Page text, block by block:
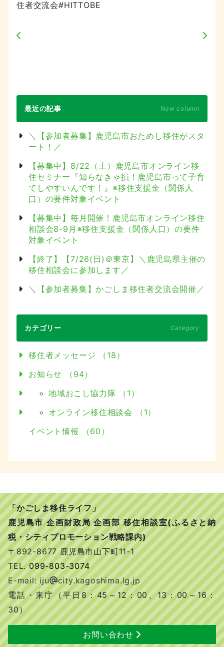
住者交流会#HITTOBE
最近の記事 New column
＼【参加者募集】鹿児島市おためし移住がスタ
ート！／
【募集中】8/22（土）鹿児島市オンライン移
住セミナー『知らなきゃ損！鹿児島市って子育
てしやすいんです！』※移住支援金（関係人
口）の要件対象イベント
【募集中】毎月開催！鹿児島市オンライン移住
相談会8-9月※移住支援金（関係人口）の要件
対象イベント
【終了】【7/26(日)＠東京】＼鹿児島県主催の
移住相談会に参加します／
＼【参加者募集】かごしま移住者交流会開催／
カテゴリー Category
移住者メッセージ （18）
お知らせ （94）
地域おこし協力隊 （1）
オンライン移住相談会 （1）
イベント情報 （60）
「かごしま移住ライフ」
鹿児島市 企画財政局 企画部 移住相談室(ふるさと納
税・シティプロモーション戦略課内)
〒892-8677 鹿児島市山下町11-1
TEL.099-803-3074
E-mail: iju
city.kagoshima.lg.jp
電話・来庁（平日8：45～12：00、13：00～16：
30）
お問い合わせ